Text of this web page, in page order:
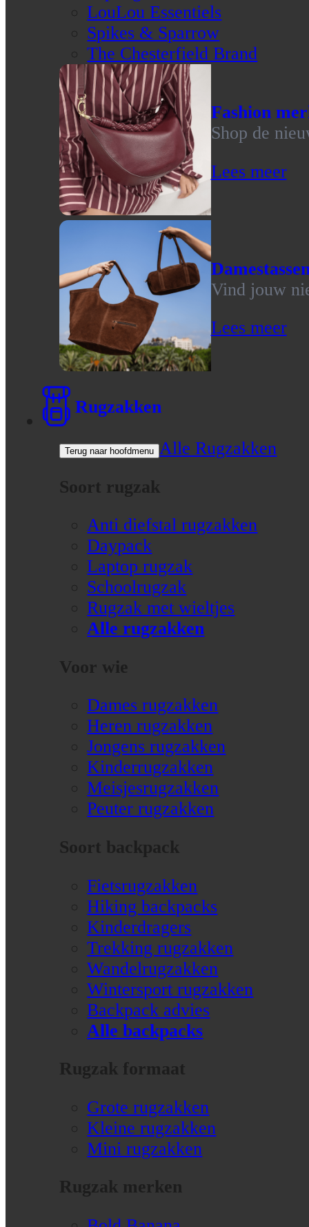
LouLou Essentiels
Spikes & Sparrow
The Chesterfield Brand
Fashion
Shop de
Lees meer
Vind jouw
Lees meer
Rugzakken
Terug naar hoofdmenu Alle Rugzakken
Soort rugzak
Anti diefstal rugzakken
Daypack
Laptop rugzak
Schoolrugzak
Rugzak met wieltjes
Alle rugzakken
Voor wie
Dames rugzakken
Heren rugzakken
Jongens rugzakken
Kinderrugzakken
Meisjesrugzakken
Peuter rugzakken
Soort backpack
Fietsrugzakken
Hiking backpacks
Kinderdragers
Trekking rugzakken
Wandelrugzakken
Wintersport rugzakken
Backpack advies
Alle backpacks
Rugzak formaat
Grote rugzakken
Kleine rugzakken
Mini rugzakken
Rugzak merken